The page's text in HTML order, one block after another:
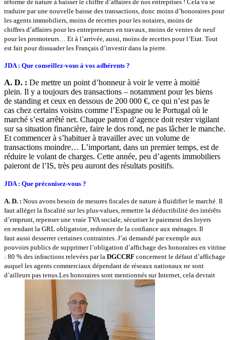
réforme de nature à baisser le chiffre d’affaires de nos entreprises ! Cela va se
traduire par une nouvelle baisse des transactions, donc moins d’honoraires pour
les agents immobiliers, moins de recettes pour les notaires, moins de
chiffres d’affaires pour les entrepreneurs en travaux, moins de ventes de neuf
pour les promoteurs… Et à l’arrivée, aussi, moins de recettes pour l’Etat. Tout
est fait pour dissuader les Français d’investir dans la pierre.
JDA : Que conseillez-vous à vos adhérents ?
A. D. : De mettre un point d’honneur à voir le verre à moitié
plein. Il y a toujours des transactions – notamment pour les biens
de standing et ceux en dessous de 200 000 €, ce qui n’est pas le
cas chez certains voisins comme l’Espagne ou le Portugal où le
marché s’est arrêté net. Chaque patron d’agence doit rester vigilant
sur sa situation financière, faire le dos rond, ne pas lâcher le manche.
Et commencer à s’habituer à travailler avec un volume de
transactions moindre… L’important, dans un premier temps, est de
réduire le volant de charges. Cette année, peu d’agents immobiliers
paieront de l’IS, très peu auront des résultats positifs.
JDA : Que préconisez-vous ?
A. D. : Nous avons besoin de mesures fiscales de nature à fluidifier le marché. Il
faut alléger la fiscalité sur les plus-values, remettre la déductibilité des intérêts
d’emprunt, repenser une vraie TVA sociale, sécuriser le paiement des loyers
en rendant la GRL obligatoire, redonner de la confiance aux ménages. Il
faut aussi desserrer certaines contraintes. J’ai demandé par exemple aux
pouvoirs publics de supprimer l’obligation d’affichage des honoraires en vitrine
: 80 % des infractions relevées par la DGCCRF concernent le défaut d’affichage
auquel les agents commerciaux dépendant de réseaux nationaux ne sont
d’ailleurs pas tenus.Les honoraires sont mentionnés sur Internet, cela devrait